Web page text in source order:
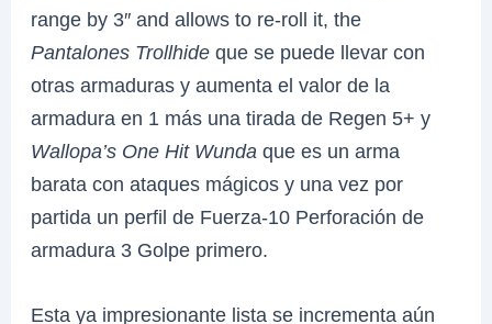
range by 3″ and allows to re-roll it, the
Pantalones Trollhide que se puede llevar con
otras armaduras y aumenta el valor de la
armadura en 1 más una tirada de Regen 5+ y
Wallopa’s One Hit Wunda que es un arma
barata con ataques mágicos y una vez por
partida un perfil de Fuerza-10 Perforación de
armadura 3 Golpe primero.
Esta ya impresionante lista se incrementa aún